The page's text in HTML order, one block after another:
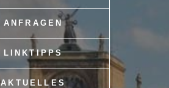
ANFRAGEN
LINKTIPPS
AKTUELLES